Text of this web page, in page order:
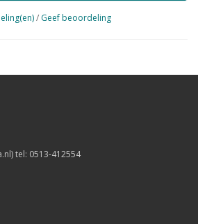
/ Geef beoordeling
tel: 0513-412554